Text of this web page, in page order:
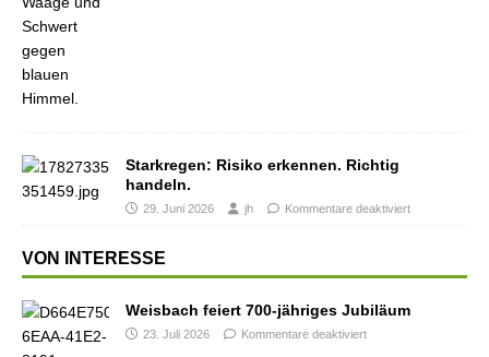
Starkregen: Risiko erkennen. Richtig
handeln.
29. Juni 2026 jh Kommentare deaktiviert
VON INTERESSE
Weisbach feiert 700-jähriges Jubiläum
23. Juli 2026 Kommentare deaktiviert